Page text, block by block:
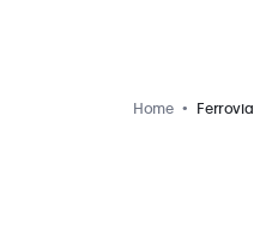
Home Ferrovia